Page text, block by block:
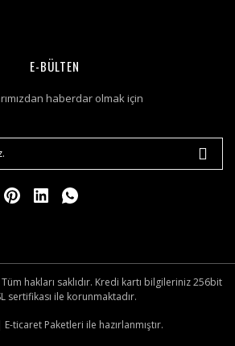
E-BÜLTEN
haberdar olmak için
hakları saklıdır. Kredi kartı bilgileriniz 256bit
sertifikası ile korunmaktadır.
E-ticaret Paketleri ile hazırlanmıştır.